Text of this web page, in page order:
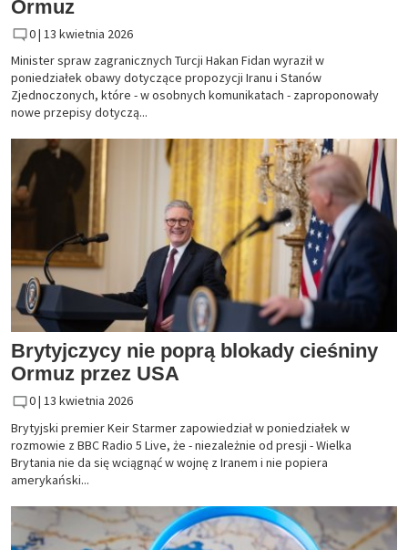
Ormuz
0 | 13 kwietnia 2026
Minister spraw zagranicznych Turcji Hakan Fidan wyraził w
poniedziałek obawy dotyczące propozycji Iranu i Stanów
Zjednoczonych, które - w osobnych komunikatach - zaproponowały
nowe przepisy dotyczą...
Brytyjczycy nie poprą blokady cieśniny
Ormuz przez USA
0 | 13 kwietnia 2026
Brytyjski premier Keir Starmer zapowiedział w poniedziałek w
rozmowie z BBC Radio 5 Live, że - niezależnie od presji - Wielka
Brytania nie da się wciągnąć w wojnę z Iranem i nie popiera
amerykański...